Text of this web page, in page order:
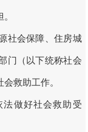
社会保障、住房城
门（以下统称社会
救助工作。
做好社会救助受